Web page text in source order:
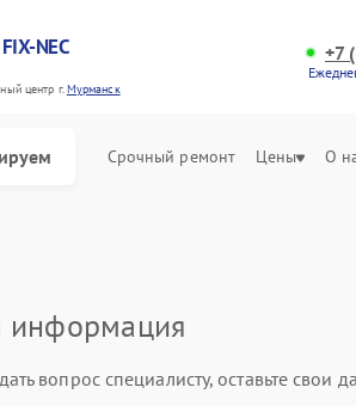
FIX-NEC
центр г.Мурманск
+7
Срочный ремонт Цены О
информация
вопрос специалисту, оставьте